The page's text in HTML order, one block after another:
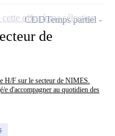
de
H/F sur le secteur de NIMES.
d'accompagner au quotidien des
CDDTemps partiel
offre à ma sélection